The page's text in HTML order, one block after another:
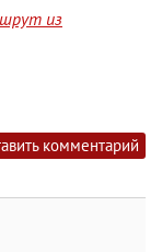
из
комментарий